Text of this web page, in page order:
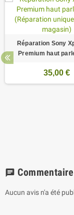
Réparation Sony
Premium haut
35,00 €
chat
Aucun avis n'a été